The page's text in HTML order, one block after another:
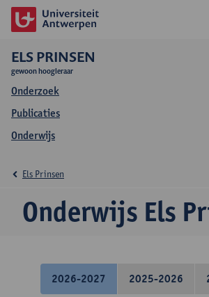
ELS PRINSEN
gewoon hoogleraar
Onderzoek
Publicaties
Onderwijs
Onderwijs Els
Els Prinsen
2026-2027 2025-2026